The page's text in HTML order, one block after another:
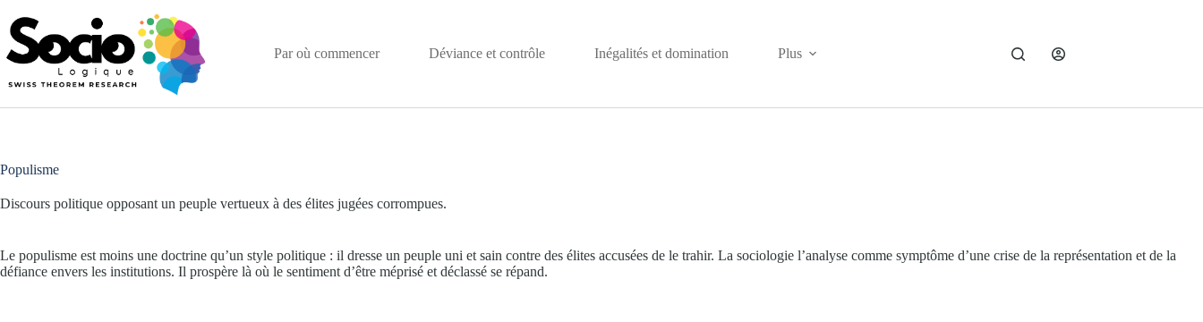
au
contenu
Par où commencer
Déviance et contrôle Inégalités et domination Plus
Populisme
Discours politique opposant un peuple vertueux à des élites jugées corrompues.
Le populisme est moins une doctrine qu’un style politique : il dresse un peuple uni et sain contre des élites accusées de le trahir. La sociologie l’analyse comme symptôme d’une crise de la représentation et de la
défiance envers les institutions. Il prospère là où le sentiment d’être méprisé et déclassé se répand.